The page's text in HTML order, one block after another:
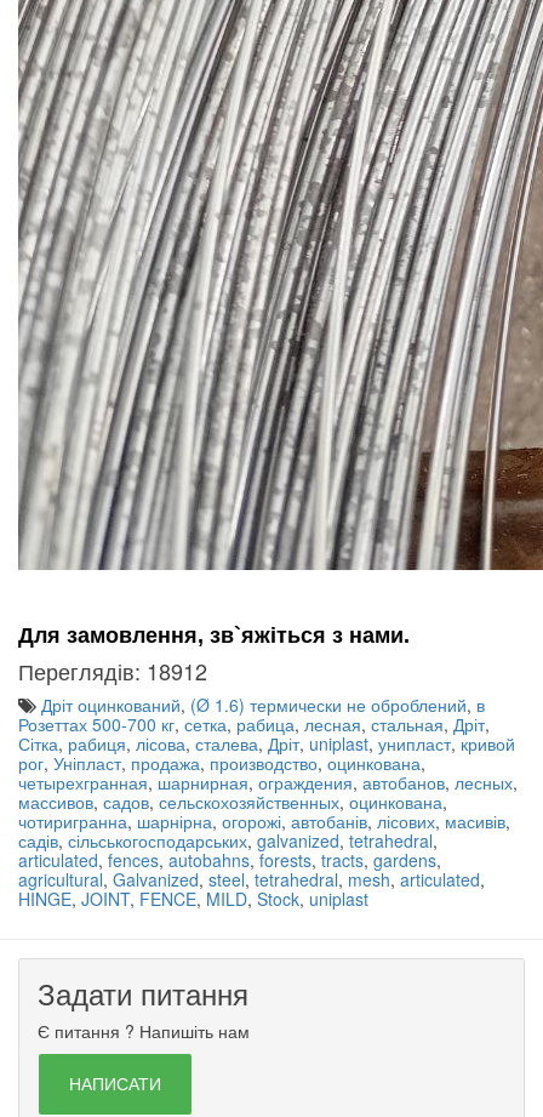
Для замовлення, зв`яжіться з нами.
Переглядів: 18912
Дріт оцинкований, (Ø 1.6) термически не оброблений, в
Розеттах 500-700 кг, сетка, рабица, лесная, стальная, Дріт,
Сітка, рабиця, лісова, сталева, Дріт, uniplast, унипласт, кривой
рог, Уніпласт, продажа, производство, оцинкована,
четырехгранная, шарнирная, ограждения, автобанов, лесных,
массивов, садов, сельскохозяйственных, оцинкована,
чотиригранна, шарнірна, огорожі, автобанів, лісових, масивів,
садів, сільськогосподарських, galvanized, tetrahedral,
articulated, fences, autobahns, forests, tracts, gardens,
agricultural, Galvanized, steel, tetrahedral, mesh, articulated,
HINGE, JOINT, FENCE, MILD, Stock, uniplast
Задати питання
Є питання ? Напишіть нам
НАПИСАТИ